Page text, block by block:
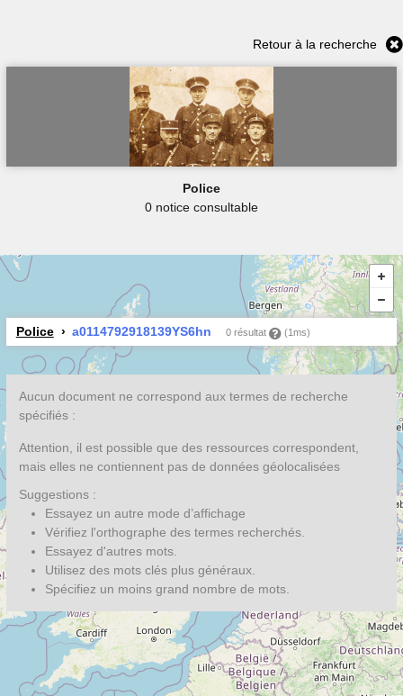
Retour à la recherche
Police
0 notice consultable
Police a0114792918139YS6hn 0 résultat (1ms)
Aucun document ne correspond aux termes de recherche
spécifiés :
Attention, il est possible que des ressources correspondent,
mais elles ne contiennent pas de données géolocalisées
Suggestions :
Essayez un autre mode d’affichage
Vérifiez l'orthographe des termes recherchés.
Essayez d'autres mots.
Utilisez des mots clés plus généraux.
Spécifiez un moins grand nombre de mots.